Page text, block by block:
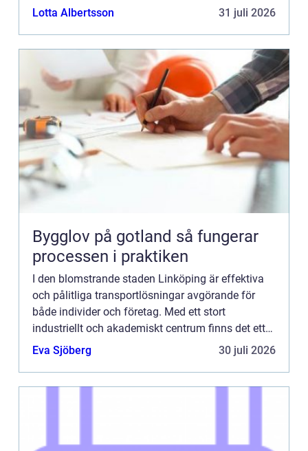
konstant behov av tra...
Lotta Albertsson 31 juli 2026
Bygglov på gotland så fungerar
processen i praktiken
I den blomstrande staden Linköping är effektiva
och pålitliga transportlösningar avgörande för
både individer och företag. Med ett stort
industriellt och akademiskt centrum finns det ett
konstant behov av tra...
Eva Sjöberg 30 juli 2026